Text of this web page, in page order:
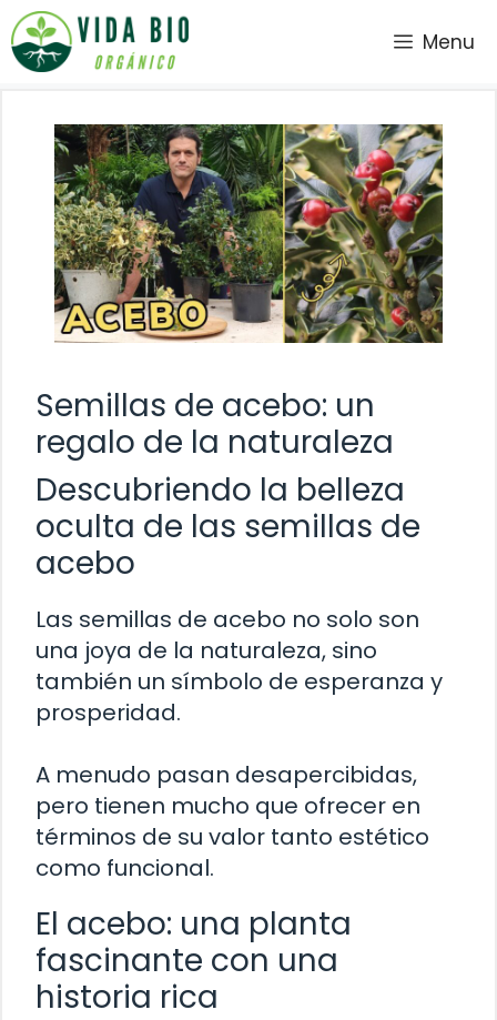
Saltar
al
contenido
Menu
Semillas de acebo: un
regalo de la naturaleza
Descubriendo la belleza
oculta de las semillas de
acebo
Las semillas de acebo no solo son
una joya de la naturaleza, sino
también un símbolo de esperanza y
prosperidad.
A menudo pasan desapercibidas,
pero tienen mucho que ofrecer en
términos de su valor tanto estético
como funcional.
El acebo: una planta
fascinante con una
historia rica